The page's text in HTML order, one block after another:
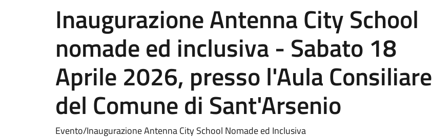
Inaugurazione Antenna City School
nomade ed inclusiva - Sabato 18
Aprile 2026, presso l'Aula Consiliare
del Comune di Sant'Arsenio
Evento/Inaugurazione Antenna City School Nomade ed Inclusiva